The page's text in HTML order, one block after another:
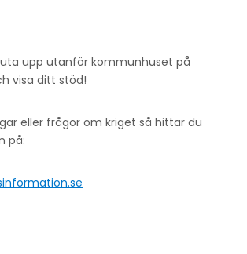
upp utanför kommunhuset på
visa ditt stöd!
eller frågor om kriget så hittar du
på: